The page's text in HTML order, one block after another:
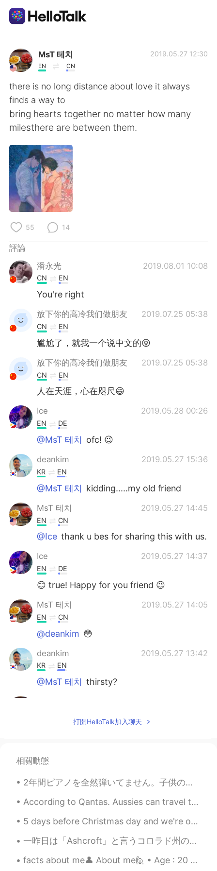
語言交換應用
AI Grammar Checker
繁體中文
English
Español
Français
Русский
Indonesia
Türkçe
Português
MsT 테치
EN CN
2019.05.27 12:30
there is no long distance about love it always
finds a way to
bring hearts together no matter how many
milesthere are between them.
55 14
評論
潘永光
2019.08.01 10:08
CN EN
You're right
放下你的高冷我们做朋友 2019.07.25 05:38
CN EN
尴尬了，就我一个说中文的😝
放下你的高冷我们做朋友 2019.07.25 05:38
CN EN
人在天涯，心在咫尺😄
Ice 2019.05.28 00:26
EN DE
@MsT 테치 ofc! 😉
deankim 2019.05.27 15:36
KR EN
@MsT 테치 kidding.....my old friend
MsT 테치 2019.05.27 14:45
EN CN
@Ice thank u bes for sharing this with us.
Ice 2019.05.27 14:37
EN DE
😊 true! Happy for you friend 😉
MsT 테치 2019.05.27 14:05
EN CN
@deankim 😳
deankim 2019.05.27 13:42
KR EN
@MsT 테치 thirsty?
MsT 테치
@deankim where?
deankim 2019.05.27 12:59
KR EN
Are you thir?
Hong 2019.05.27 12:34
打開HelloTalk加入聊天
相關動態
2年間ピアノを全然弾いてません。子供の時、私の好きなおもちゃはピアノおもちゃでした。色々な歌を聞いておの歌をピアノで弾けました。だから、ピアノのレッスンを受けました。しかし、音符を読めませんでし...
According to Qantas. Aussies can travel to Tokyo starting from December 19 as long as we hit 80% ...
5 days before Christmas day and we're only putting the Christmas tree and gifts just now 😆 but h...
一昨日は「Ashcroft」と言うコロラド州のゴーストタウンに行きました。私にとってこの場所は面白いです。元々、銀の鉱山の町でした。 鉱山労働者は適切なギアなしで働いてました。そして、ろうそく...
facts about me👤 About me🙋 • Age : 20 • Where are you from?: Philippines • Height : 168cm • Ey...